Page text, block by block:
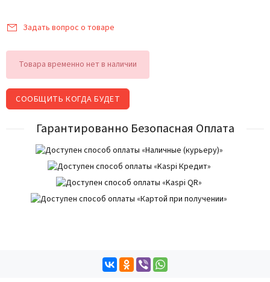
Задать вопрос о товаре
Товара временно нет в наличии
СООБЩИТЬ КОГДА БУДЕТ
Гарантированно Безопасная Оплата